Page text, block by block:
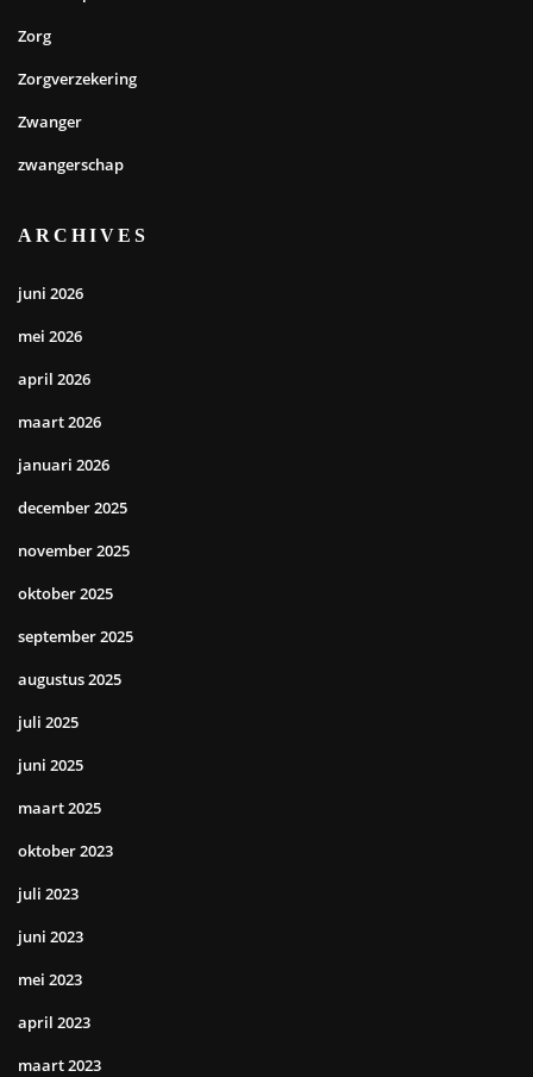
Zorg
Zorgverzekering
Zwanger
zwangerschap
ARCHIVES
juni 2026
mei 2026
april 2026
maart 2026
januari 2026
december 2025
november 2025
oktober 2025
september 2025
augustus 2025
juli 2025
juni 2025
maart 2025
oktober 2023
juli 2023
juni 2023
mei 2023
april 2023
maart 2023